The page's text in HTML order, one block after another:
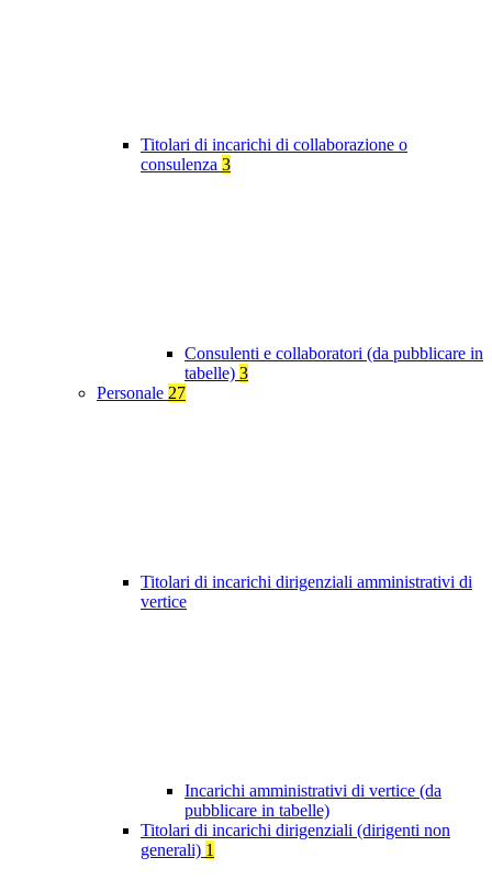
Titolari di incarichi di collaborazione o
consulenza 3
Consulenti e collaboratori (da pubblicare in
tabelle) 3
Personale 27
Titolari di incarichi dirigenziali amministrativi di
vertice
Incarichi amministrativi di vertice (da
pubblicare in tabelle)
Titolari di incarichi dirigenziali (dirigenti non
generali) 1